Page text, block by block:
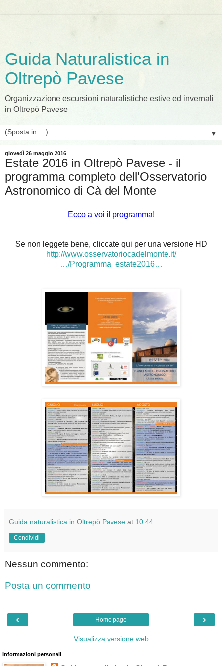
Guida Naturalistica in
Oltrepò Pavese
Organizzazione escursioni naturalistiche estive ed invernali
in Oltrepò Pavese
▼
giovedì 26 maggio 2016
Estate 2016 in Oltrepò Pavese - il
programma completo dell'Osservatorio
Astronomico di Cà del Monte
Ecco a voi il programma!
Se non leggete bene, cliccate qui per una versione HD
http://www.osservatoriocadelmonte.it/
…/Programma_estate2016…
Guida naturalistica in Oltrepò Pavese at 10:44
Condividi
Nessun commento:
Posta un commento
‹ ›
Home page
Visualizza versione web
Informazioni personali